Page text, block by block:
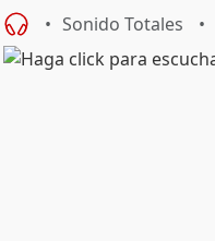
Sonido Totales